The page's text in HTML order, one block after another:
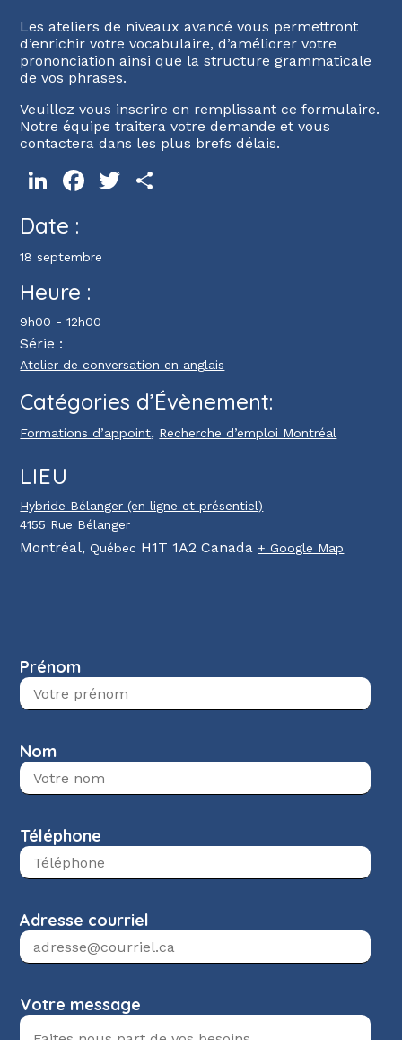
Les ateliers de niveaux avancé vous permettront
d’enrichir votre vocabulaire, d’améliorer votre
prononciation ainsi que la structure grammaticale
de vos phrases.
Veuillez vous inscrire en remplissant ce formulaire.
Notre équipe traitera votre demande et vous
contactera dans les plus brefs délais.
LinkedInFacebookTwitter
Date :
18 septembre
Heure :
9h00 - 12h00
Série :
Atelier de conversation en anglais
Catégories d’Évènement:
Formations d’appoint, Recherche d’emploi Montréal
LIEU
Hybride Bélanger (en ligne et présentiel)
4155 Rue Bélanger
Montréal, Québec H1T 1A2 Canada + Google Map
Prénom
Nom
Téléphone
Adresse courriel
Votre message